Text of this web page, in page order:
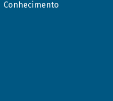
Conhecimento